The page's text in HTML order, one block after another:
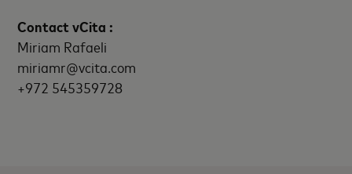
Contact vCita :
Miriam Rafaeli
miriamr@vcita.com
+972 545359728